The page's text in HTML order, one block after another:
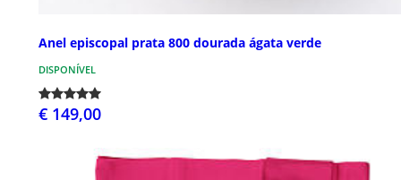
Anel episcopal prata 800 dourada ágata verde
DISPONÍVEL
€ 149,00